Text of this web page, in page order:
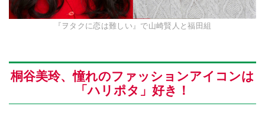
『ヲタクに恋は難しい』で山崎賢人と福田組
桐谷美玲、憧れのファッションアイコンは
「ハリポタ」好き！